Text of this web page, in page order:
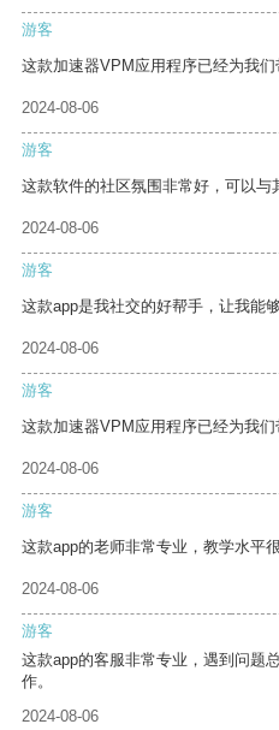
游客
这款加速器VPM应用程序已经为我们
2024-08-06
游客
这款软件的社区氛围非常好，可以与
2024-08-06
游客
这款app是我社交的好帮手，让我能
2024-08-06
游客
这款加速器VPM应用程序已经为我们
2024-08-06
游客
这款app的老师非常专业，教学水平
2024-08-06
游客
这款app的客服非常专业，遇到问题
作。
2024-08-06